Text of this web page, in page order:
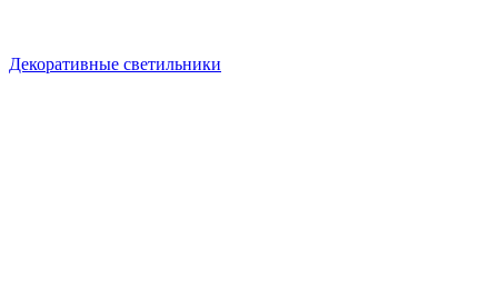
Декоративные светильники